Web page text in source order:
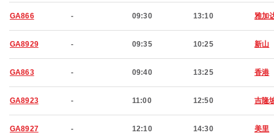
GA866 - 09:30 13:10 雅加
GA8929 - 09:35 10:25 新山
GA863 - 09:40 13:25 香港
GA8923 - 11:00 12:50 吉隆
GA8927 - 12:10 14:30 美里